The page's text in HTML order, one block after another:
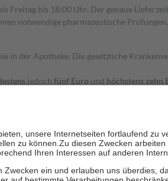
bis 18:00 Uhr. Der genaue
notwendige pharmazeutische
der Apotheke. Die gesetzliche
jedoch fünf Euro und höchstens zehn
der Familie zu unterstützen, fallen